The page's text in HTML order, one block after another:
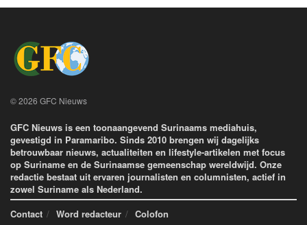
© 2026 GFC Nieuws
GFC Nieuws is een toonaangevend Surinaams mediahuis,
gevestigd in Paramaribo. Sinds 2010 brengen wij dagelijks
betrouwbaar nieuws, actualiteiten en lifestyle-artikelen met focus
op Suriname en de Surinaamse gemeenschap wereldwijd. Onze
redactie bestaat uit ervaren journalisten en columnisten, actief in
zowel Suriname als Nederland.
Contact
Word redacteur Colofon